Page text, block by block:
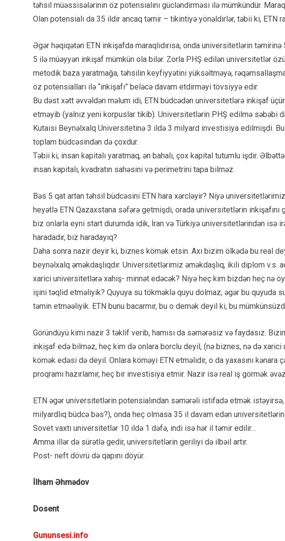
təhsil müəssisələrinin öz potensialını gücləndirməsi ilə mümkündür.
Olan potensialı da 35 ildir ancaq təmir – tikintiyə yönəldirlər, təbii ki, ETN
Əgər həqiqətən ETN inkişafda maraqlıdırısa, onda universitetlərin
5 ilə müəyyən inkişaf mümkün ola bilər. Zorla PHŞ edilən universitetlər
metodik baza yaratmağa, təhsilin keyfiyyətini yüksəltməyə,
öz potensialları ilə “inkişafı” beləcə davam etdirməyi tövsiyyə edir.
Bu dəst xətt əvvəldən məlum idi, ETN büdcədən universitetlərə inkişaf
etməyib (yalnız yeni korpuslar tikib). Universitetlərin PHŞ edilmə səbəbi
Kutaisi Beynəlxalq Universitetinə 3 ildə 3 milyard investisiya edilmişdi.
toplam büdcəsindən də çoxdur.
Təbii ki, insan kapitalı yaratmaq, ən bahalı, çox kapital tutumlu işdir.
insan kapitalı, kvadratın sahəsini və perimetrini tapa bilməz.
Bəs 5 qat artan təhsil büdcəsini ETN hara xərcləyir? Niyə
heyətlə ETN Qazaxstana səfərə getmişdi, orada universitetlərin inkişafını
biz onlarla eyni start durumda idik, İran və Türkiyə universitetlərindən isə
haradadır, biz haradayıq?
Daha sonra nazir deyir ki, biznes kömək etsin. Axı bizim ölkədə bu real
beynəlxalq əməkdaşlıqdır. Universitetlərimiz əməkdaşlıq, ikili diplom v.s.
xarici universitetlərə xahiş- minnət edəcək? Niyə heç kim bizdən heç nə
işini təqlid etməliyik? Quyuya su tökməklə quyu dolmaz, əgər bu quyuda
təmin etməəliyik. ETN bunu bacarmır, bu o demək deyil ki, bu
Göründüyü kimi nazir 3 təklif verib, hamısı da səmərəsiz və faydasız.
inkişaf edə bilməz, heç kim də onlara borclu deyil, (nə biznes, nə də xarici
kömək edəsi də deyil. Onlara köməyi ETN etməlidir, o da yaxasını kənara
proqramı hazırlamır, heç bir investisiya etmir. Nazir isə real iş görmək
ETN əgər universitetlərin potensialından səmərəli istifadə etmək
milyardlıq büdcə bəs?), onda heç olmasa 35 il davam edən
Sovet vaxtı universitetlər 10 ildə 1 dəfə, indi isə hər il təmir edilir…
Amma illər də sürətlə gedir, universitetlərin geriliyi də ilbəil artır.
Post- neft dövrü də qapını döyür.
İlham Əhmədov
Dosent
Gununsesi.info